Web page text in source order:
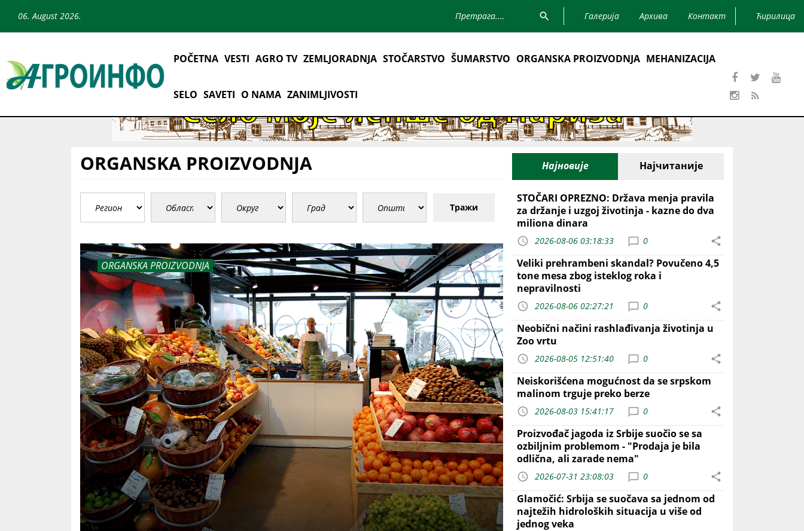
06. August 2026. Галерија Архива Контакт Ћирилица
POČETNA VESTI AGRO TV ZEMLJORADNJA STOČARSTVO ŠUMARSTVO ORGANSKA PROIZVODNJA MEHANIZACIJA
SELO SAVETI O NAMA ZANIMLJIVOSTI
ORGANSKA PROIZVODNJA
Тражи
ORGANSKA PROIZVODNJA
Најновије Најчитаније
STOČARI OPREZNO: Država menja pravila
za držanje i uzgoj životinja - kazne do dva
miliona dinara
2026-08-06 03:18:33 0
Veliki prehrambeni skandal? Povučeno 4,5
tone mesa zbog isteklog roka i
nepravilnosti
2026-08-06 02:27:21 0
Neobični načini rashlađivanja životinja u
Zoo vrtu
2026-08-05 12:51:40 0
Neiskorišćena mogućnost da se srpskom
malinom trguje preko berze
2026-08-03 15:41:17 0
Proizvođač jagoda iz Srbije suočio se sa
ozbiljnim problemom - "Prodaja je bila
odlična, ali zarade nema"
2026-07-31 23:08:03 0
Glamočić: Srbija se suočava sa jednom od
najtežih hidroloških situacija u više od
jednog veka